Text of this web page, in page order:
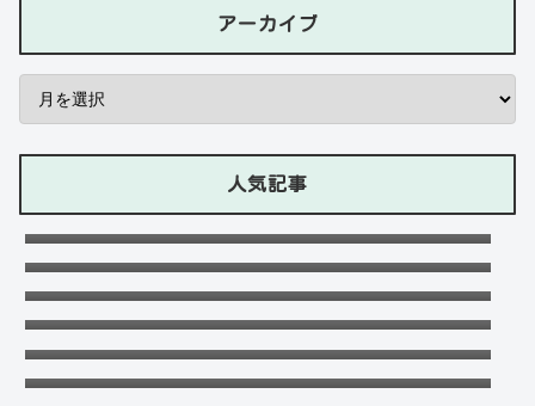
アーカイブ
人気記事
石川ケニーは父と兄は野球選手で母親はアメ
リカ人のハーフ！7人大家族！
Lazの彼女や身長に大学・年齢は？イケメン
プロゲーマーの経歴！【ZETA】
竹下パラダイスだーご本名や年齢に身長は？
恋愛対象やイケメンかも調査！
可愛い政田夢乃選手に彼氏の存在が気にな
る！本当に不倫をしているのか？家族構成が
どうなっているのか？を徹底調査！
千早茜の恋人や結婚した夫は誰？子供や本名
に高校は？引越は離婚が理由？
末永けいの経歴や学歴(高校大学)は？妻(嫁)
は末永ゆかりで離婚した？
福田こうへいの結婚相手の嫁(妻)や子供
(娘・息子)など家族構成まとめ！
おだけいの元カノ人気歌手はちゃんみな！過